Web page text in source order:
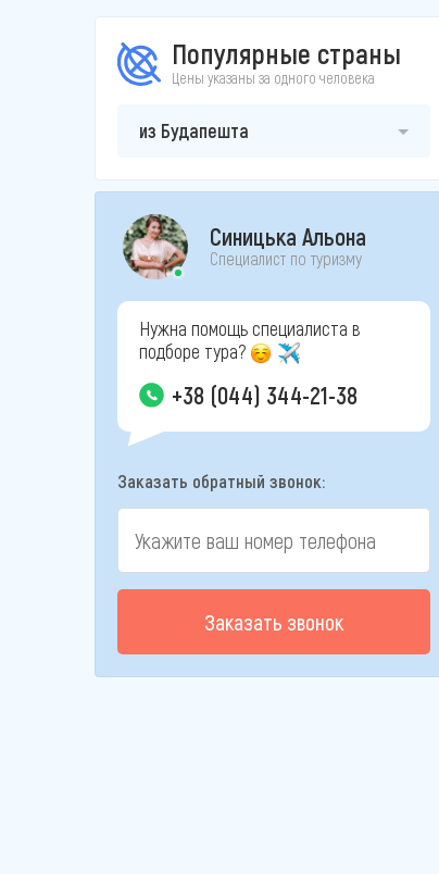
Популярные страны
Цены указаны за одного человека
из Будапешта
Синицька Альона
Специалист по туризму
Нужна помощь специалиста в
подборе тура?
+38 (044) 344-21-38
Заказать обратный звонок:
Заказать звонок